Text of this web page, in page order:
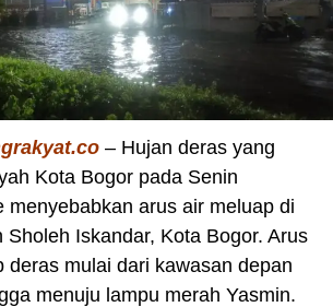
– Hujan deras yang
Kota Bogor pada Senin
menyebabkan arus air meluap di
Sholeh Iskandar, Kota Bogor. Arus
deras mulai dari kawasan depan
menuju lampu merah Yasmin.